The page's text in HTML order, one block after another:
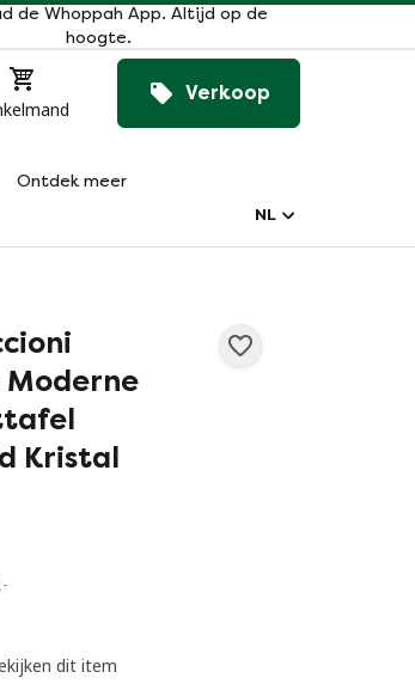
de Whoppah App. Altijd op de
hoogte.
Verkoop
Ontdek meer
NL
Kristal
dit item